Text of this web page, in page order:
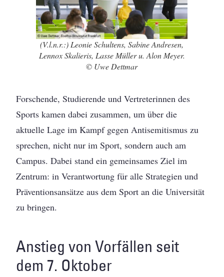
(V.l.n.r.:) Leonie Schultens, Sabine Andresen,
Lennox Skalieris, Lasse Müller u. Alon Meyer.
© Uwe Dettmar
Forschende, Studierende und Vertreterinnen des
Sports kamen dabei zusammen, um über die
aktuelle Lage im Kampf gegen Antisemitismus zu
sprechen, nicht nur im Sport, sondern auch am
Campus. Dabei stand ein gemeinsames Ziel im
Zentrum: in Verantwortung für alle Strategien und
Präventionsansätze aus dem Sport an die Universität
zu bringen.
Anstieg von Vorfällen seit
dem 7. Oktober